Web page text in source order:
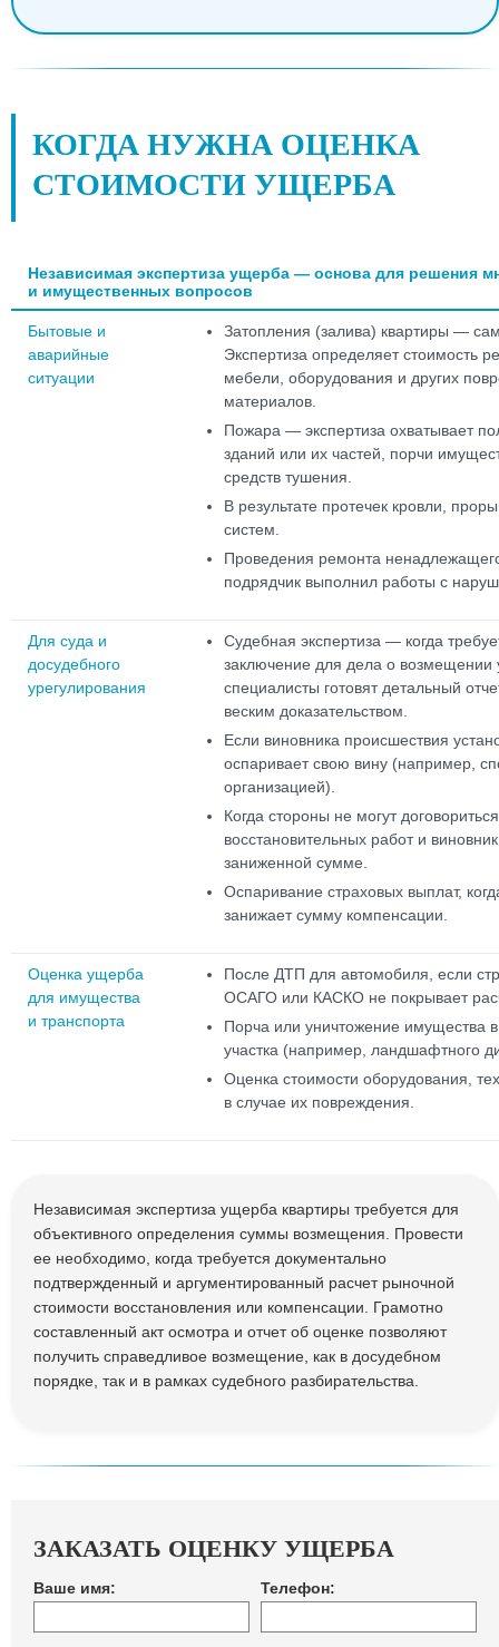
КОГДА НУЖНА ОЦЕНКА
СТОИМОСТИ УЩЕРБА
Независимая экспертиза ущерба — основа для решения
и имущественных вопросов
Бытовые и
аварийные
ситуации
Затопления (залива) квартиры —
Экспертиза определяет стоимость
мебели, оборудования и других
материалов.
Пожара — экспертиза охватывает
зданий или их частей, порчи
средств тушения.
В результате протечек кровли,
систем.
Проведения ремонта ненадлежащего
подрядчик выполнил работы с
Для суда и
досудебного
урегулирования
Судебная экспертиза — когда
заключение для дела о
специалисты готовят детальный
веским доказательством.
Если виновника происшествия
оспаривает свою вину (например,
организацией).
Когда стороны не могут
восстановительных работ и
заниженной сумме.
Оспаривание страховых выплат,
занижает сумму компенсации.
Оценка ущерба
для имущества
и транспорта
После ДТП для автомобиля, если
ОСАГО или КАСКО не покрывает
Порча или уничтожение имущества
участка (например, ландшафтного
Оценка стоимости оборудования,
в случае их повреждения.
Независимая экспертиза ущерба квартиры требуется для
объективного определения суммы возмещения. Провести
ее необходимо, когда требуется документально
подтвержденный и аргументированный расчет рыночной
стоимости восстановления или компенсации. Грамотно
составленный акт осмотра и отчет об оценке позволяют
получить справедливое возмещение, как в досудебном
порядке, так и в рамках судебного разбирательства.
ЗАКАЗАТЬ ОЦЕНКУ УЩЕРБА
Ваше имя: Телефон: